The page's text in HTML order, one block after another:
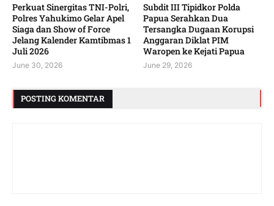
‎Perkuat Sinergitas TNI-Polri,
Polres Yahukimo Gelar Apel
Siaga dan Show of Force
Jelang Kalender Kamtibmas 1
Juli 2026 ‎ ‎
June 30, 2026
Subdit III Tipidkor Polda
Papua Serahkan Dua
Tersangka Dugaan Korupsi
Anggaran Diklat PIM
Waropen ke Kejati Papua
June 29, 2026
POSTING KOMENTAR